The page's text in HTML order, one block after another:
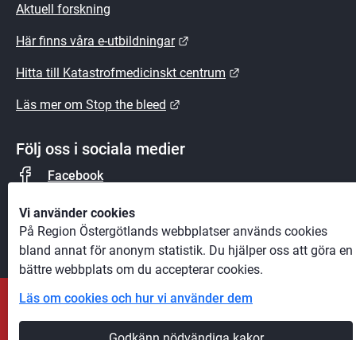
Vi använder cookies
På Region Östergötlands webbplatser används cookies
bland annat för anonym statistik. Du hjälper oss att göra en
bättre webbplats om du accepterar cookies.
Läs om cookies och hur vi använder dem
Aktuell forskning
Här finns våra e-utbildningar
Hitta till Katastrofmedicinskt centrum
Läs mer om Stop the bleed
Följ oss i sociala medier
Facebook
Instagram